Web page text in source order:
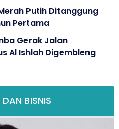
Putih Ditanggung
Pertama
Gerak Jalan
Al Ishlah Digembleng
BISNIS